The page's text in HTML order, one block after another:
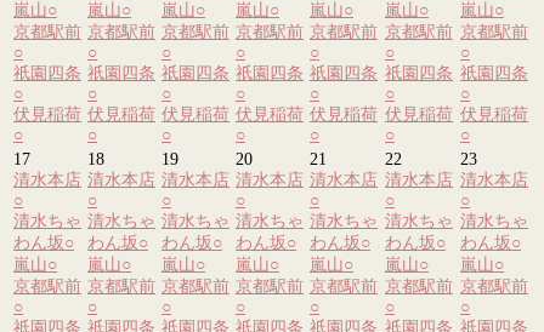
嵐山○
京都駅前
○
祇園四条
○
伏見稲荷
○
嵐山○
京都駅前
○
祇園四条
○
伏見稲荷
○
嵐山○
京都駅前
○
祇園四条
○
伏見稲荷
○
嵐山○
京都駅前
○
祇園四条
○
伏見稲荷
○
嵐山○
京都駅前
○
祇園四条
○
伏見稲荷
○
嵐山○
京都駅前
○
祇園四条
○
伏見稲荷
○
嵐山○
京都駅前
○
祇園四条
○
伏見稲荷
○
17
清水本店
○
清水ちゃ
わん坂○
嵐山○
京都駅前
○
祇園四条
18
清水本店
○
清水ちゃ
わん坂○
嵐山○
京都駅前
○
祇園四条
19
清水本店
○
清水ちゃ
わん坂○
嵐山○
京都駅前
○
祇園四条
20
清水本店
○
清水ちゃ
わん坂○
嵐山○
京都駅前
○
祇園四条
21
清水本店
○
清水ちゃ
わん坂○
嵐山○
京都駅前
○
祇園四条
22
清水本店
○
清水ちゃ
わん坂○
嵐山○
京都駅前
○
祇園四条
23
清水本店
○
清水ちゃ
わん坂○
嵐山○
京都駅前
○
祇園四条